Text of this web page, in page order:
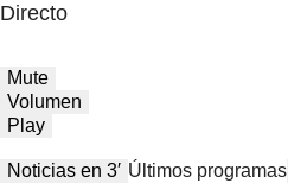
Directo
Mute
Volumen
Play
Noticias en 3′ Últimos programas